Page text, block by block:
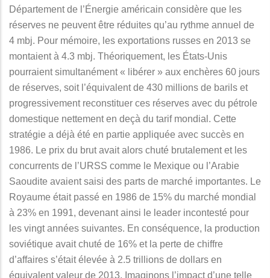
Département de l’Énergie américain considère que les
réserves ne peuvent être réduites qu’au rythme annuel de
4 mbj. Pour mémoire, les exportations russes en 2013 se
montaient à 4.3 mbj. Théoriquement, les États-Unis
pourraient simultanément « libérer » aux enchères 60 jours
de réserves, soit l’équivalent de 430 millions de barils et
progressivement reconstituer ces réserves avec du pétrole
domestique nettement en deçà du tarif mondial. Cette
stratégie a déjà été en partie appliquée avec succès en
1986. Le prix du brut avait alors chuté brutalement et les
concurrents de l’URSS comme le Mexique ou l’Arabie
Saoudite avaient saisi des parts de marché importantes. Le
Royaume était passé en 1986 de 15% du marché mondial
à 23% en 1991, devenant ainsi le leader incontesté pour
les vingt années suivantes. En conséquence, la production
soviétique avait chuté de 16% et la perte de chiffre
d’affaires s’était élevée à 2.5 trillions de dollars en
équivalent valeur de 2013. Imaginons l’impact d’une telle